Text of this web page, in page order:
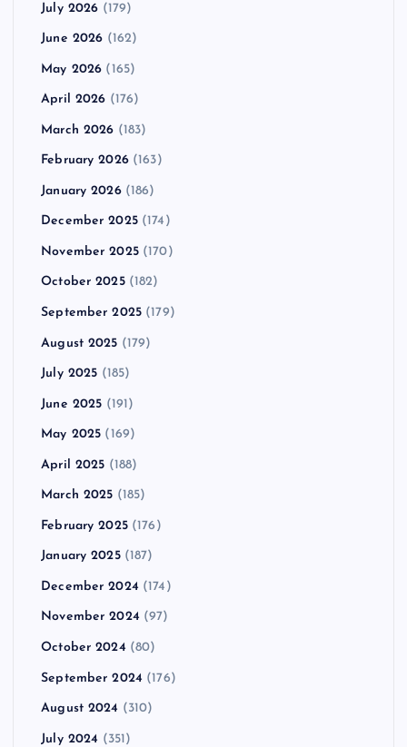
July 2026 (179)
June 2026 (162)
May 2026 (165)
April 2026 (176)
March 2026 (183)
February 2026(163)
January 2026(186)
December 2025(174)
November 2025(170)
October 2025(182)
September 2025 (179)
August 2025 (179)
July 2025 (185)
June 2025 (191)
May 2025 (169)
April 2025 (188)
March 2025 (185)
February 2025(176)
January 2025(187)
December 2024 (174)
November 2024 (97)
October 2024 (80)
September 2024 (176)
August 2024 (310)
July 2024 (351)